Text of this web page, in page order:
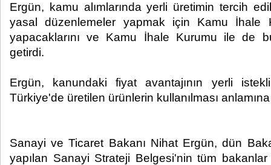
Ergün, kamu alımlarında yerli üretimin tercih
yasal düzenlemeler yapmak için Kamu İhale
yapacaklarını ve Kamu İhale Kurumu ile de
getirdi.
Ergün, kanundaki fiyat avantajının yerli istekli
Türkiye'de üretilen ürünlerin kullanılması
Sanayi ve Ticaret Bakanı Nihat Ergün, dün
yapılan Sanayi Strateji Belgesi'nin tüm bakanlar